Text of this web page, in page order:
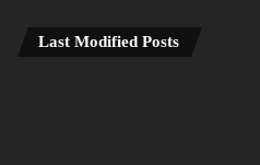
Last Modified Posts